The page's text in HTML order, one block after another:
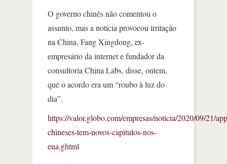
O governo chinês não comentou o
assunto, mas a notícia provocou irritação
na China. Fang Xingdong, ex-
empresário da internet e fundador da
consultoria China Labs, disse, ontem,
que o acordo era um “roubo à luz do
dia”.
https://valor.globo.com/empresas/noticia/2020/09/21/
chineses-tem-novos-capitulos-nos-
eua.ghtml